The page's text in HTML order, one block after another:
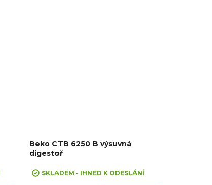
Beko CTB 6250 B výsuvná
digestoř
SKLADEM - IHNED K ODESLÁNÍ